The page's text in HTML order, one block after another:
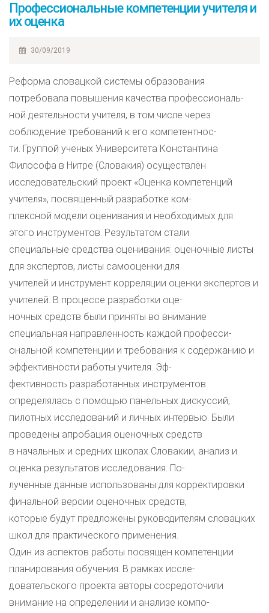
Профессиональные компетенции учителя и
их оценка
30/09/2019
Реформа словацкой системы образования
потребовала повышения качества профессиональ-
ной деятельности учителя, в том числе через
соблюдение требований к его компетентнос-
ти. Группой ученых Университета Константина
Философа в Нитре (Словакия) осуществлён
исследовательский проект «Оценка компетенций
учителя», посвященный разработке ком-
плексной модели оценивания и необходимых для
этого инструментов. Результатом стали
специальные средства оценивания: оценочные листы
для экспертов, листы самооценки для
учителей и инструмент корреляции оценки экспертов и
учителей. В процессе разработки оце-
ночных средств были приняты во внимание
специальная направленность каждой професси-
ональной компетенции и требования к содержанию и
эффективности работы учителя. Эф-
фективность разработанных инструментов
определялась с помощью панельных дискуссий,
пилотных исследований и личных интервью. Были
проведены апробация оценочных средств
в начальных и средних школах Словакии, анализ и
оценка результатов исследования. По-
лученные данные использованы для корректировки
финальной версии оценочных средств,
которые будут предложены руководителям словацких
школ для практического применения.
Один из аспектов работы посвящен компетенции
планирования обучения. В рамках иссле-
довательского проекта авторы сосредоточили
внимание на определении и анализе компо-